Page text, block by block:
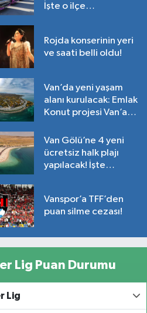
İşte o ilçe…
Rojda konserinin yeri
ve saati belli oldu!
Van’da yeni yaşam
alanı kurulacak: Emlak
Konut projesi Van’a
Van Gölü’ne 4 yeni
ücretsiz halk plajı
yapılacak! İşte
Vanspor’a TFF’den
puan silme cezası!
Lig Puan Durumu
Lig